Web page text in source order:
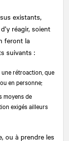
existants,
réagir, soient
feront la
suivants :
rétroaction, que
en personne;
moyens de
exigés ailleurs
ou à prendre les